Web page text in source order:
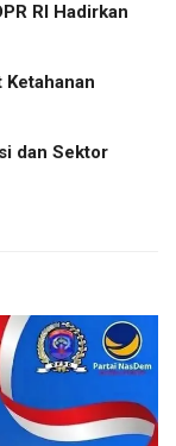
RI Hadirkan
Ketahanan
dan Sektor